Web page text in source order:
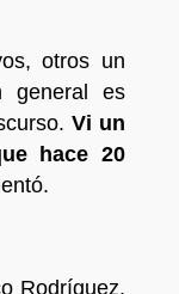
otros un
general es
Vi un
hace 20
Rodríguez,